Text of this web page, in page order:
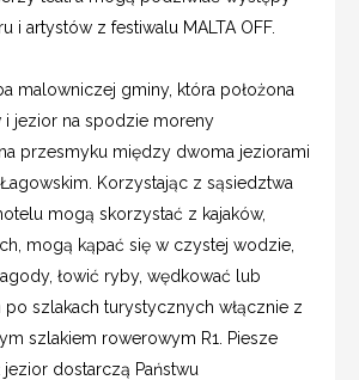
i artystów z festiwalu MALTA OFF.
malowniczej gminy, która położona
i jezior na spodzie moreny
przesmyku między dwoma jeziorami
Korzystając z sąsiedztwa
mogą skorzystać z kajaków,
mogą kąpać się w czystej wodzie,
łowić ryby, wędkować lub
szlakach turystycznych włącznie z
szlakiem rowerowym R1. Piesze
dostarczą Państwu